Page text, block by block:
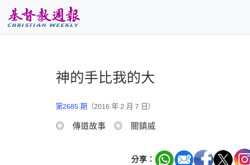
神的手比我的大
第2685 期 （2016 年 2 月 7 日）
◎ 傳道故事 ◎ 關鎮威
分享：